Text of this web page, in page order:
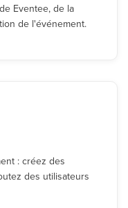
Eventee, de la
de l'événement.
: créez des
des utilisateurs